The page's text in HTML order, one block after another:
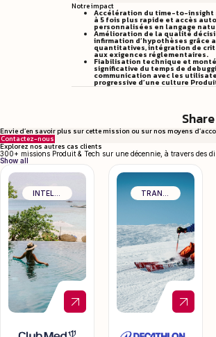
Notre impact
Accélération du time-to-insight
à 5 fois plus rapide et accès
personnalisées en langage
Amélioration de la qualité
infirmation d’hypothèses grâce
quantitatives, intégration de
aux exigences réglementaires.
Fiabilisation technique et
significative du temps de
communication avec les
progressive d’une culture
Envie d’en savoir plus sur cette mission ou sur nos moyens
Contactez-nous
Explorez nos autres cas clients
300+ missions Produit & Tech sur une décennie, à travers des
Show all